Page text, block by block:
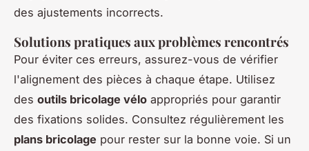
des ajustements incorrects.
Solutions pratiques aux problèmes rencontrés
Pour éviter ces erreurs, assurez-vous de vérifier
l'alignement des pièces à chaque étape. Utilisez
des outils bricolage vélo appropriés pour garantir
des fixations solides. Consultez régulièrement les
plans bricolage pour rester sur la bonne voie. Si un